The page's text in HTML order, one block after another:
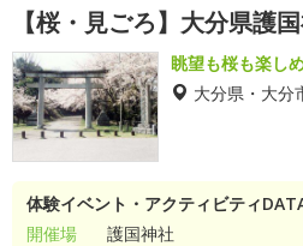
【桜・見ごろ】大分県護
眺望も桜も楽し
大分県・大分
体験イベント・アクティビティ
開催場
護国神社